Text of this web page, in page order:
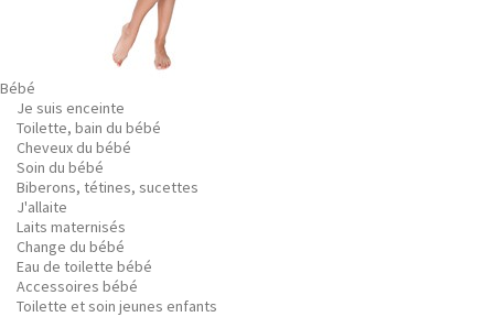
Bébé
Je suis enceinte
Toilette, bain du bébé
Cheveux du bébé
Soin du bébé
Biberons, tétines, sucettes
J'allaite
Laits maternisés
Change du bébé
Eau de toilette bébé
Accessoires bébé
Toilette et soin jeunes enfants